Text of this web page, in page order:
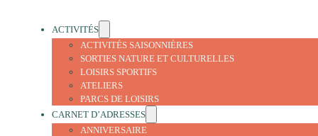
ACTIVITÉS
ACTIVITÉS SAISONNIÈRES
SORTIES NATURE ET CULTURELLES
LOISIRS SPORTIFS
ATELIERS
PARCS DE LOISIRS
CARNET D’ADRESSES
ANNIVERSAIRE